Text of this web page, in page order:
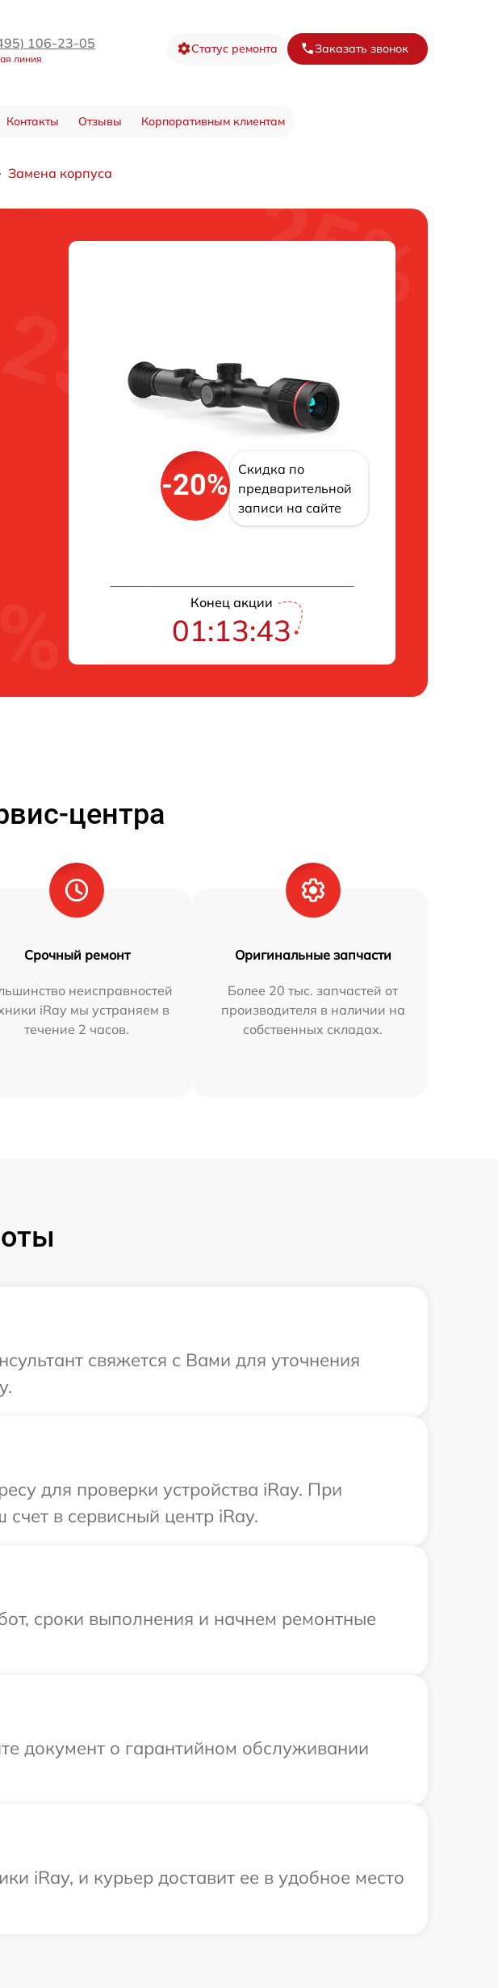
106-23-05
линия
Статус ремонта Заказать звонок
Контакты Отзывы Корпоративным клиентам
Замена корпуса
-20%
Скидка по
предварительной
записи на сайте
Конец акции
01:13:43
центра
Срочный ремонт
неисправностей
iRay мы устраняем в
течение 2 часов.
Оригинальные запчасти
Более 20 тыс. запчастей от
производителя в наличии на
собственных складах.
свяжется с Вами для уточнения
для проверки устройства iRay. При
в сервисный центр iRay.
сроки выполнения и начнем ремонтные
документ о гарантийном обслуживании
iRay, и курьер доставит ее в удобное место